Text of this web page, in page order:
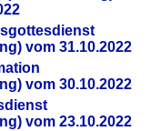
vom 31.10.2022
vom 30.10.2022
vom 23.10.2022